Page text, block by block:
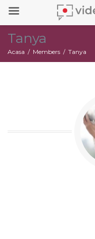
Tanya
Acasa Members Tanya